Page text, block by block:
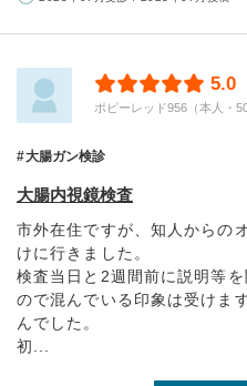
5.0
ポピーレッド956（本人・
大腸ガン検診
大腸内視鏡検査
市外在住ですが、知人からの
けに行きました。
検査当日と2週間前に説明等
ので混んでいる印象は受けま
んでした。
初...